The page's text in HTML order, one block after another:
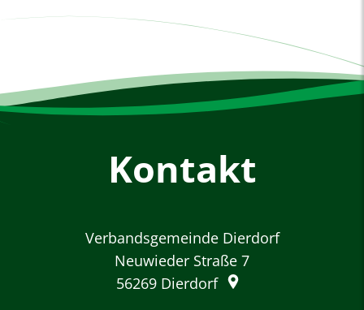
Kontakt
Verbandsgemeinde Dierdorf
Neuwieder Straße 7
56269 Dierdorf